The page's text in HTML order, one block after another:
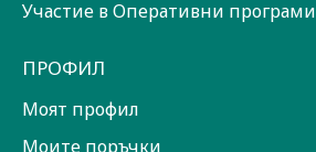
Участие в Оперативни програми
ПРОФИЛ
Моят профил
Моите поръчки